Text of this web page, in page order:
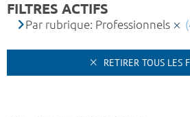
FILTRES ACTIFS
Par rubrique: Professionnels
RETIRER TOUS LES